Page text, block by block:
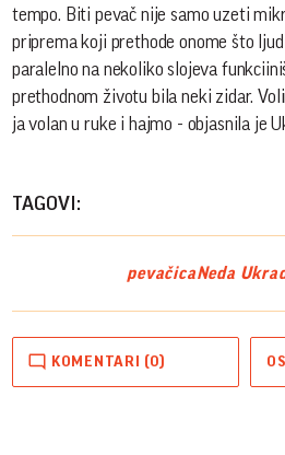
tempo. Biti pevač nije samo uzeti
priprema koji prethode onome što
paralelno na nekoliko slojeva
prethodnom životu bila neki zidar.
ja volan u ruke i hajmo - objasnila je
TAGOVI:
pevačicaNeda
KOMENTARI (0)